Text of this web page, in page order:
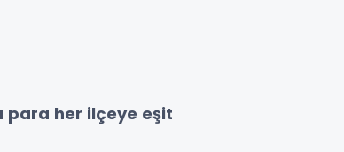
para her ilçeye eşit